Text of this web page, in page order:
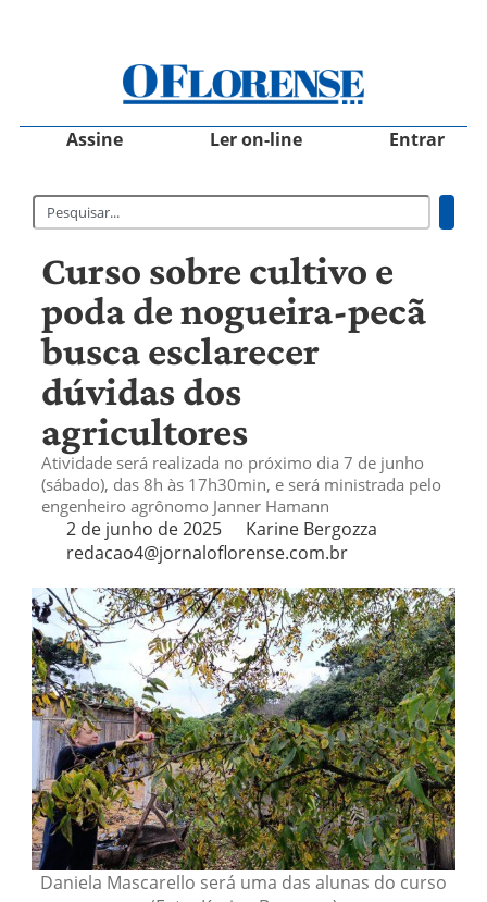
Assine Ler on-line Entrar
Curso sobre cultivo e
poda de nogueira-pecã
busca esclarecer
dúvidas dos
agricultores
Atividade será realizada no próximo dia 7 de junho
(sábado), das 8h às 17h30min, e será ministrada pelo
engenheiro agrônomo Janner Hamann
2 de junho de 2025
Karine Bergozza
redacao4@jornaloflorense.com.br
Daniela Mascarello será uma das alunas do curso